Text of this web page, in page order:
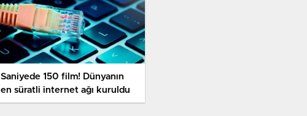
Saniyede 150 film! Dünyanın
en süratli internet ağı kuruldu